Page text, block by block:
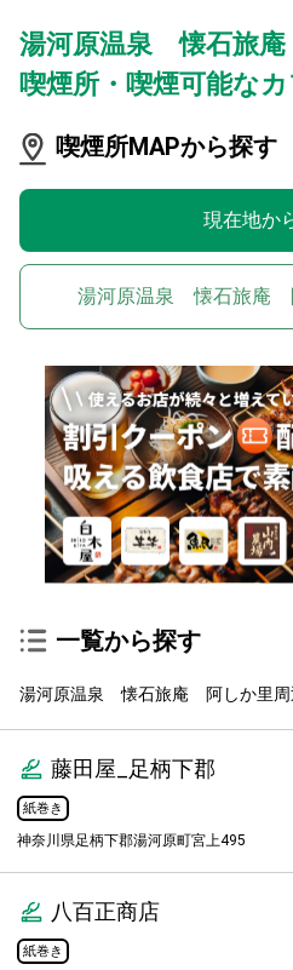
湯河原温泉 懐石旅
喫煙所・喫煙可能な
喫煙所MAPから探す
現在地か
湯河原温泉 懐石旅庵
一覧から探す
湯河原温泉 懐石旅庵 阿しか里周
藤田屋_足柄下郡
紙巻き
神奈川県足柄下郡湯河原町宮上495
八百正商店
紙巻き